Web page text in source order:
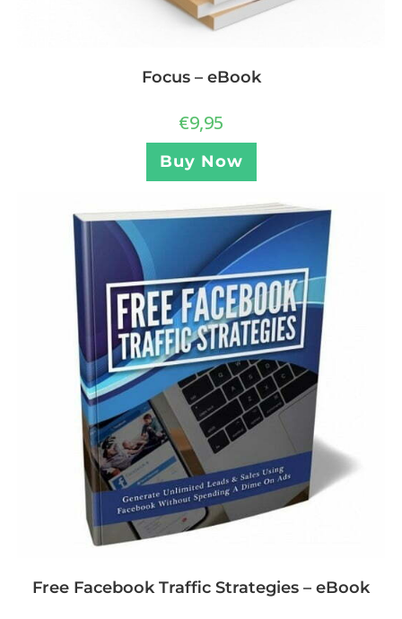
Focus – eBook
€9,95
Buy Now
Free Facebook Traffic Strategies – eBook